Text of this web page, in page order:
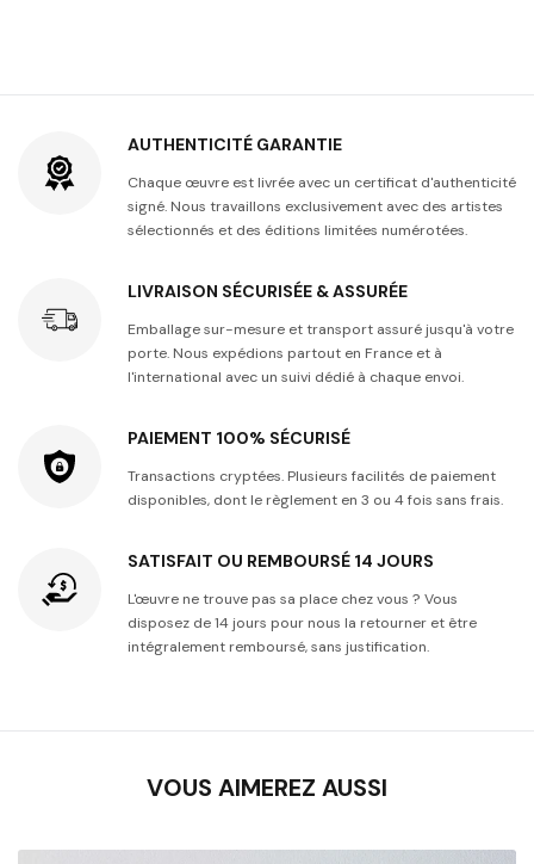
AUTHENTICITÉ GARANTIE
Chaque œuvre est livrée avec un certificat d'authenticité
signé. Nous travaillons exclusivement avec des artistes
sélectionnés et des éditions limitées numérotées.
LIVRAISON SÉCURISÉE & ASSURÉE
Emballage sur-mesure et transport assuré jusqu'à votre
porte. Nous expédions partout en France et à
l'international avec un suivi dédié à chaque envoi.
PAIEMENT 100% SÉCURISÉ
Transactions cryptées. Plusieurs facilités de paiement
disponibles, dont le règlement en 3 ou 4 fois sans frais.
SATISFAIT OU REMBOURSÉ 14 JOURS
L'œuvre ne trouve pas sa place chez vous ? Vous
disposez de 14 jours pour nous la retourner et être
intégralement remboursé, sans justification.
VOUS AIMEREZ AUSSI